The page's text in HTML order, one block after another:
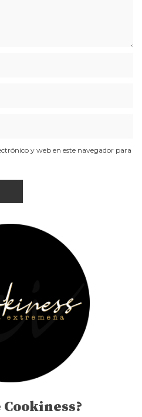
y web en este navegador para
Cookiness?